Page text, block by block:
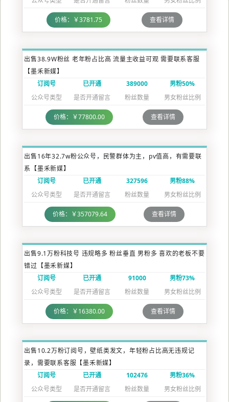
价格：￥3781.75 查看详情
出售38.9W粉丝 老年粉占比高 流量主收益可观 需要联系客服
【墨禾新媒】
订阅号
公众号类型
已开通
是否开通留言
389000
粉丝数量
男粉50%
男女粉丝比例
价格：￥77800.00 查看详情
出售16年32.7w粉公众号，民警群体为主，pv值高，有需要联
系【墨禾新媒】
订阅号
公众号类型
已开通
是否开通留言
327596
粉丝数量
男粉88%
男女粉丝比例
价格：￥357079.64 查看详情
出售9.1万粉科技号 违规略多 粉丝垂直 男粉多 喜欢的老板不要
错过【墨禾新媒】
订阅号
公众号类型
已开通
是否开通留言
91000
粉丝数量
男粉73%
男女粉丝比例
价格：￥16380.00 查看详情
出售10.2万粉订阅号，壁纸类发文，年轻粉占比高无违规记
录，需要联系客服【墨禾新媒】
订阅号
公众号类型
已开通
是否开通留言
102476
粉丝数量
男粉36%
男女粉丝比例